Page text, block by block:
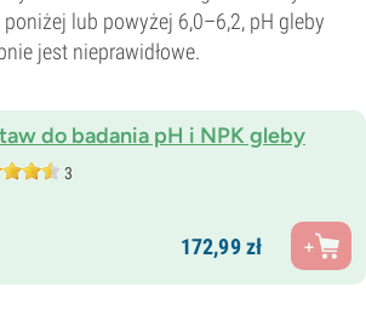
lub powyżej 6,0–6,2, pH gleby
jest nieprawidłowe.
do badania pH i NPK gleby
3
172,99zł